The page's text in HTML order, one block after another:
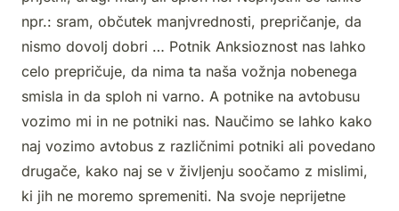
npr.: sram, občutek manjvrednosti, prepričanje, da
nismo dovolj dobri … Potnik Anksioznost nas lahko
celo prepričuje, da nima ta naša vožnja nobenega
smisla in da sploh ni varno. A potnike na avtobusu
vozimo mi in ne potniki nas. Naučimo se lahko kako
naj vozimo avtobus z različnimi potniki ali povedano
drugače, kako naj se v življenju soočamo z mislimi,
ki jih ne moremo spremeniti. Na svoje neprijetne